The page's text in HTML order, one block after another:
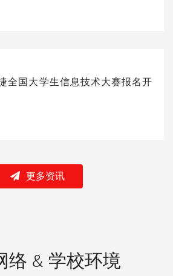
全国大学生信息技术大赛报名开
更多资讯
络 & 学校环境